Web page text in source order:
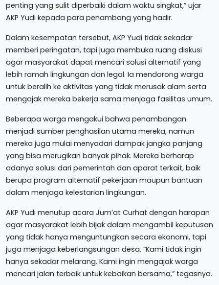
penting yang sulit diperbaiki dalam waktu singkat,” ujar
AKP Yudi kepada para penambang yang hadir.
Dalam kesempatan tersebut, AKP Yudi tidak sekadar
memberi peringatan, tapi juga membuka ruang diskusi
agar masyarakat dapat mencari solusi alternatif yang
lebih ramah lingkungan dan legal. Ia mendorong warga
untuk beralih ke aktivitas yang tidak merusak alam serta
mengajak mereka bekerja sama menjaga fasilitas umum.
Beberapa warga mengakui bahwa penambangan
menjadi sumber penghasilan utama mereka, namun
mereka juga mulai menyadari dampak jangka panjang
yang bisa merugikan banyak pihak. Mereka berharap
adanya solusi dari pemerintah dan aparat terkait, baik
berupa program alternatif pekerjaan maupun bantuan
dalam menjaga kelestarian lingkungan.
AKP Yudi menutup acara Jum’at Curhat dengan harapan
agar masyarakat lebih bijak dalam mengambil keputusan
yang tidak hanya menguntungkan secara ekonomi, tapi
juga menjaga keberlangsungan desa. “Kami tidak ingin
hanya sekadar melarang. Kami ingin mengajak warga
mencari jalan terbaik untuk kebaikan bersama,” tegasnya.